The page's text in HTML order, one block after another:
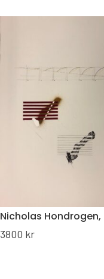
Nicholas Hondrogen,
3800 kr